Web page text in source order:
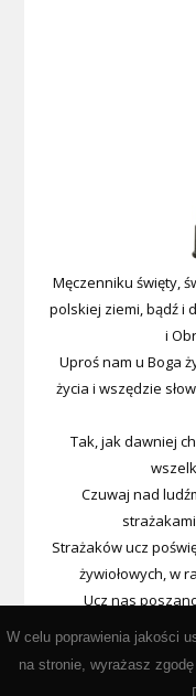
Męczenniku święty,
polskiej ziemi, bądź i
i
Uproś nam u Boga
życia i wszędzie
Tak, jak dawniej
Czuwaj nad
Strażaków ucz
żywiołowych, w
Ucz nas
Wypraszaj nam u
zasłużyli na
W celu poprawienia jakości
na stronie, wyrażasz